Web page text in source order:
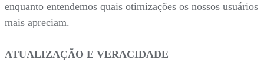
enquanto entendemos quais otimizações os nossos usuários
mais apreciam.
ATUALIZAÇÃO E VERACIDADE